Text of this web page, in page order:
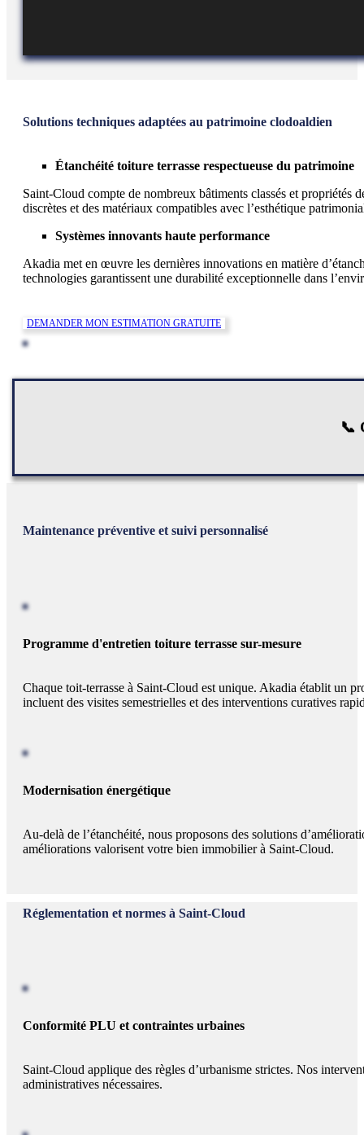
Solutions techniques adaptées au patrimoine clodoaldien
Étanchéité toiture terrasse respectueuse du patrimoine
Saint-Cloud compte de nombreux bâtiments classés et propriétés
discrètes et des matériaux compatibles avec l’esthétique
Systèmes innovants haute performance
Akadia met en œuvre les dernières innovations en matière
technologies garantissent une durabilité exceptionnelle dans
DEMANDER MON ESTIMATION GRATUITE
📞
Maintenance préventive et suivi personnalisé
Programme d'entretien toiture terrasse sur-mesure
Chaque toit-terrasse à Saint-Cloud est unique. Akadia établit un
incluent des visites semestrielles et des interventions curatives
Modernisation énergétique
Au-delà de l’étanchéité, nous proposons des solutions
améliorations valorisent votre bien immobilier à Saint-Cloud.
Réglementation et normes à Saint-Cloud
Conformité PLU et contraintes urbaines
Saint-Cloud applique des règles d’urbanisme strictes. Nos
administratives nécessaires.